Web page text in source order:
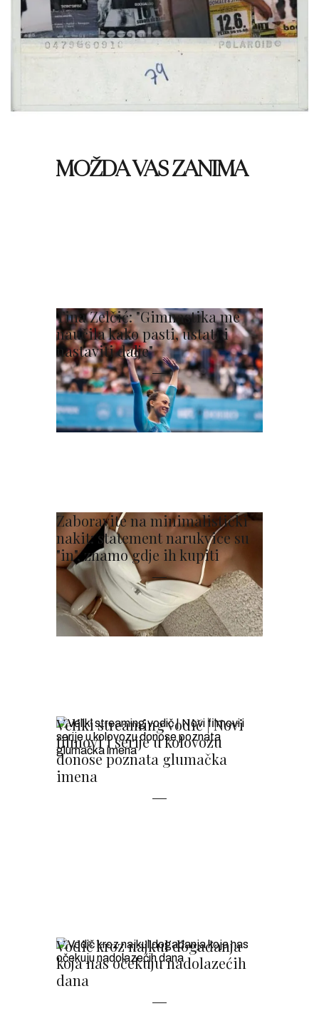
MOŽDA VAS ZANIMA
Tina Zelčić: "Gimnastika me
naučila kako pasti, ustati i
nastaviti dalje"
Zaboravite na minimalistički
nakit: statement narukvice su
"in", znamo gdje ih kupiti
Veliki streaming vodič | Novi
filmovi i serije u kolovozu
donose poznata glumačka
imena
Vodič kroz najkul događanja
koja nas očekuju nadolazećih
dana